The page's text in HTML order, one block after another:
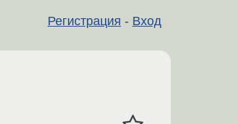
Регистрация - Вход